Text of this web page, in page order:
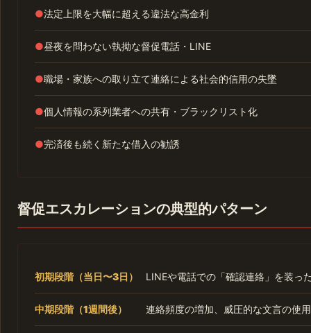
●法定上限を大幅に超える違法な高金利
●昼夜を問わない執拗な督促電話・LINE
●職場・家族への取り立て連絡による社会的信用の失墜
●個人情報の系列業者への共有・ブラックリスト化
●完済後も続く新たな借入の勧誘
督促エスカレーションの典型的パターン
初期段階（当日〜3日） LINEや電話での「確認連絡」を装っ
中期段階（1週間後） 連絡頻度の増加、威圧的な文言の使用